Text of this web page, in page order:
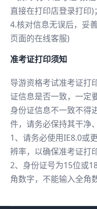
直接在打印店登录打印)；
4.核对信息无误后，妥
页面的在线客服)
准考证打印须知
导游资格考试准考证打
证信息是否一致，一定
身份证信息不一致不得
件，请务必保持其干净
1、请务必使用IE8.0或
辨率，以确保准考证打
2、身份证号为15位或
角数字，不能输入全角